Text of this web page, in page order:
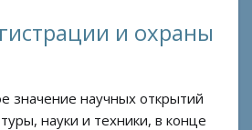
и охраны
значение научных открытий
науки и техники, в конце